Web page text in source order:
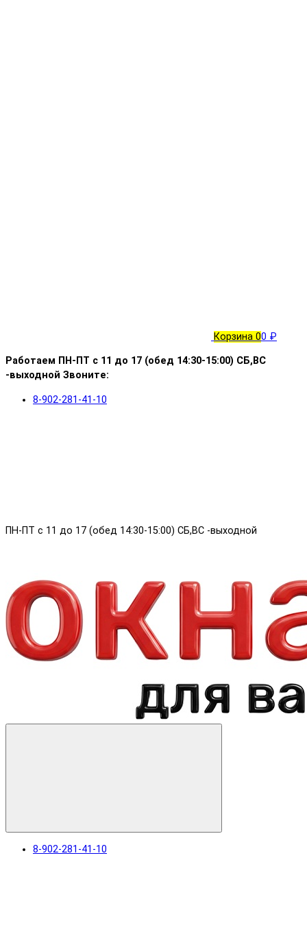
Корзина 00 ₽
Работаем ПН-ПТ с 11 до 17 (обед 14:30-15:00) СБ,ВС
-выходной Звоните:
8-902-281-41-10
ПН-ПТ с 11 до 17 (обед 14:30-15:00) СБ,ВС -выходной
8-902-281-41-10